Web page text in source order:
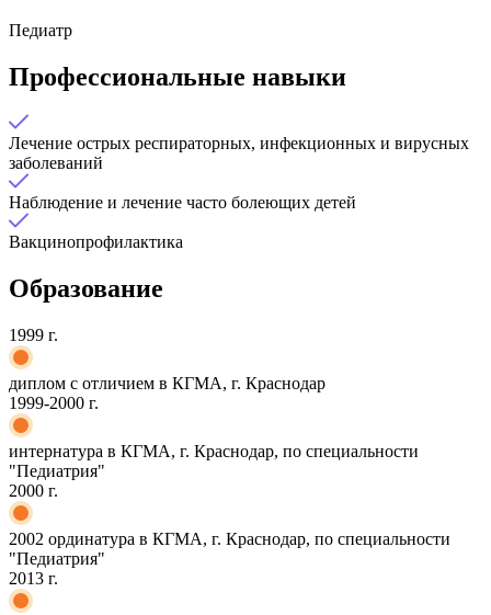
Педиатр
Профессиональные навыки
Лечение острых респираторных, инфекционных и вирусных
заболеваний
Наблюдение и лечение часто болеющих детей
Вакцинопрофилактика
Образование
1999 г.
диплом с отличием в КГМА, г. Краснодар
1999-2000 г.
интернатура в КГМА, г. Краснодар, по специальности
"Педиатрия"
2000 г.
2002 ординатура в КГМА, г. Краснодар, по специальности
"Педиатрия"
2013 г.